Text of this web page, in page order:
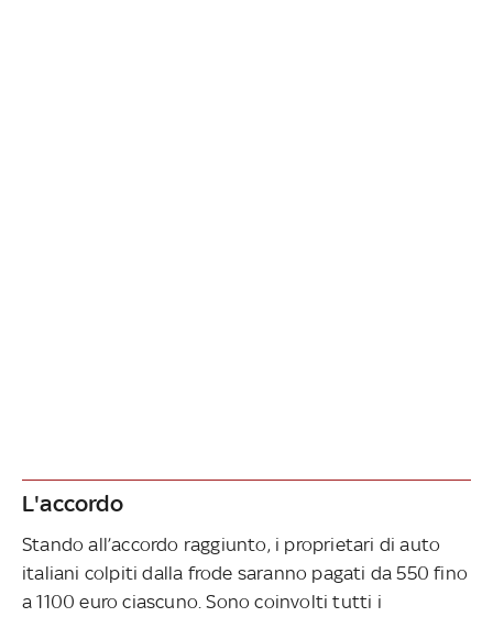
L'accordo
Stando all’accordo raggiunto, i proprietari di auto
italiani colpiti dalla frode saranno pagati da 550 fino
a 1100 euro ciascuno. Sono coinvolti tutti i